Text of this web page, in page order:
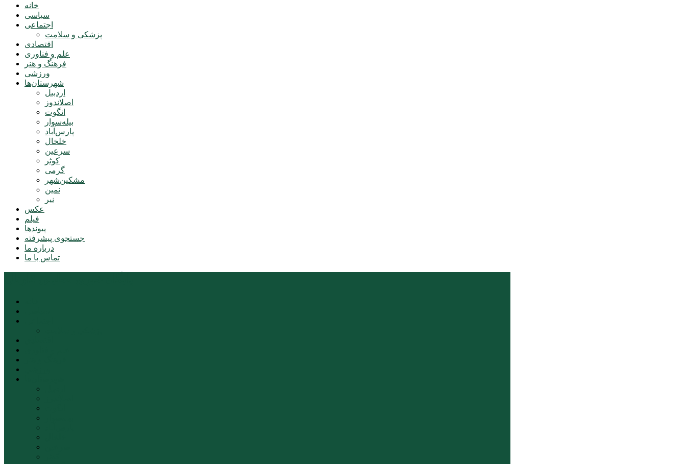
خانه
سیاسی
اجتماعی
پزشکی و سلامت
اقتصادی
علم و فناوری
فرهنگ و هنر
ورزشی
شهرستان‌ها
اردبیل
اصلاندوز
انگوت
بیله‌سوار
پارس‌آباد
خلخال
سرعین
کوثر
گرمی
مشکین‌شهر
نمین
نیر
عکس
فیلم
پیوندها
جستجوی پیشرفته
درباره ما
تماس با ما